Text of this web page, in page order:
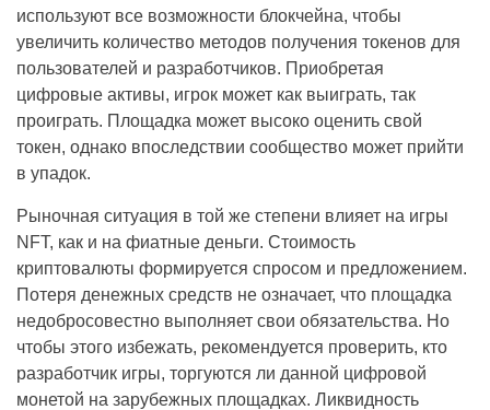
используют все возможности блокчейна, чтобы
увеличить количество методов получения токенов для
пользователей и разработчиков. Приобретая
цифровые активы, игрок может как выиграть, так
проиграть. Площадка может высоко оценить свой
токен, однако впоследствии сообщество может прийти
в упадок.
Рыночная ситуация в той же степени влияет на игры
NFT, как и на фиатные деньги. Стоимость
криптовалюты формируется спросом и предложением.
Потеря денежных средств не означает, что площадка
недобросовестно выполняет свои обязательства. Но
чтобы этого избежать, рекомендуется проверить, кто
разработчик игры, торгуются ли данной цифровой
монетой на зарубежных площадках. Ликвидность